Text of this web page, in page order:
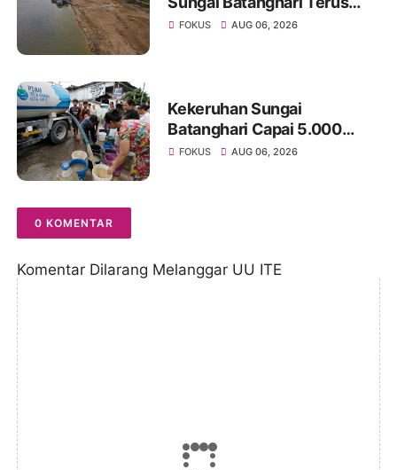
Menyusut, Jambi Hadapi
FOKUS AUG 06, 2026
Kekeruhan Sungai
Batanghari Capai 5.000
NTU, Distribusi Air PDAM
FOKUS AUG 06, 2026
0 KOMENTAR
Komentar Dilarang Melanggar UU ITE